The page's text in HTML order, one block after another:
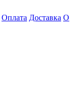
Оплата Доставка О